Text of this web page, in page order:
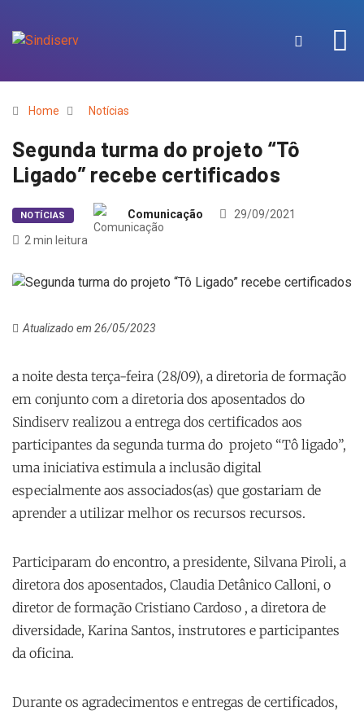
Home Notícias
Segunda turma do projeto “Tô
Ligado” recebe certificados
NOTÍCIAS Comunicação
29/09/2021
2 min leitura
Atualizado em 26/05/2023
a noite desta terça-feira (28/09), a diretoria de formação
em conjunto com a diretoria dos aposentados do
Sindiserv realizou a entrega dos certificados aos
participantes da segunda turma do projeto “Tô ligado”,
uma iniciativa estimula a inclusão digital
especialmente aos associados(as) que gostariam de
aprender a utilizar melhor os recursos recursos.
Participaram do encontro, a presidente, Silvana Piroli, a
diretora dos aposentados, Claudia Detânico Calloni, o
diretor de formação Cristiano Cardoso , a diretora de
diversidade, Karina Santos, instrutores e participantes
da oficina.
Durante os agradecimentos e entregas de certificados,